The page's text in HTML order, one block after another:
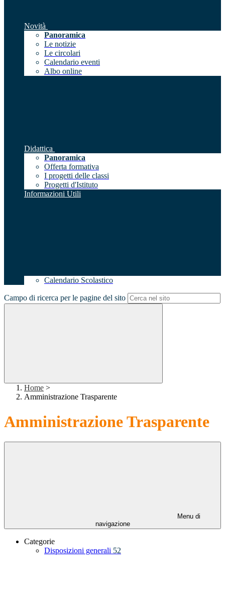
Novità
Panoramica
Le notizie
Le circolari
Calendario eventi
Albo online
Didattica
Panoramica
Offerta formativa
I progetti delle classi
Progetti d'Istituto
Informazioni Utili
Calendario Scolastico
Campo di ricerca per le pagine del sito
Home >
Amministrazione Trasparente
Amministrazione Trasparente
Menu di
navigazione
Categorie
Disposizioni generali 52